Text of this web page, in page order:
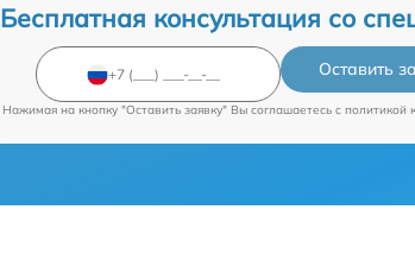
Бесплатная консультация со
Оставить
Нажимая на кнопку "Оставить заявку" Вы соглашаетесь c политикой